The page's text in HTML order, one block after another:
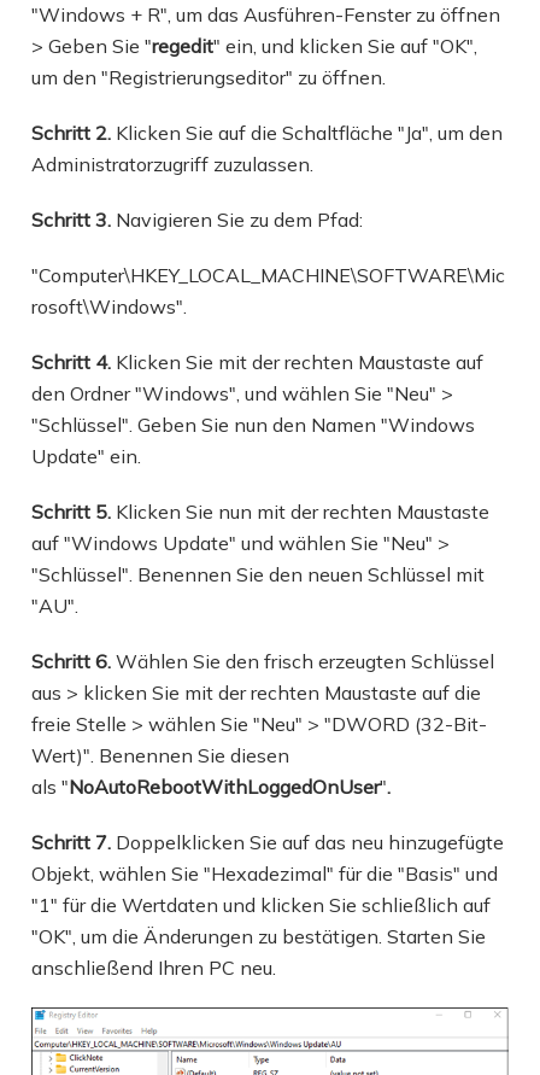
"Windows + R", um das Ausführen-Fenster zu öffnen
> Geben Sie "regedit" ein, und klicken Sie auf "OK",
um den "Registrierungseditor" zu öffnen.
Schritt 2. Klicken Sie auf die Schaltfläche "Ja", um den
Administratorzugriff zuzulassen.
Schritt 3. Navigieren Sie zu dem Pfad:
"Computer\HKEY_LOCAL_MACHINE\SOFTWARE\Mic
rosoft\Windows".
Schritt 4. Klicken Sie mit der rechten Maustaste auf
den Ordner "Windows", und wählen Sie "Neu" >
"Schlüssel". Geben Sie nun den Namen "Windows
Update" ein.
Schritt 5. Klicken Sie nun mit der rechten Maustaste
auf "Windows Update" und wählen Sie "Neu" >
"Schlüssel". Benennen Sie den neuen Schlüssel mit
"AU".
Schritt 6.Wählen Sie den frisch erzeugten Schlüssel
aus > klicken Sie mit der rechten Maustaste auf die
freie Stelle > wählen Sie "Neu" > "DWORD (32-Bit-
Wert)". Benennen Sie diesen
als "NoAutoRebootWithLoggedOnUser".
Schritt 7. Doppelklicken Sie auf das neu hinzugefügte
Objekt, wählen Sie "Hexadezimal" für die "Basis" und
"1" für die Wertdaten und klicken Sie schließlich auf
"OK", um die Änderungen zu bestätigen. Starten Sie
anschließend Ihren PC neu.